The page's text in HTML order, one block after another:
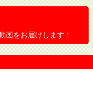
画をお届けします！